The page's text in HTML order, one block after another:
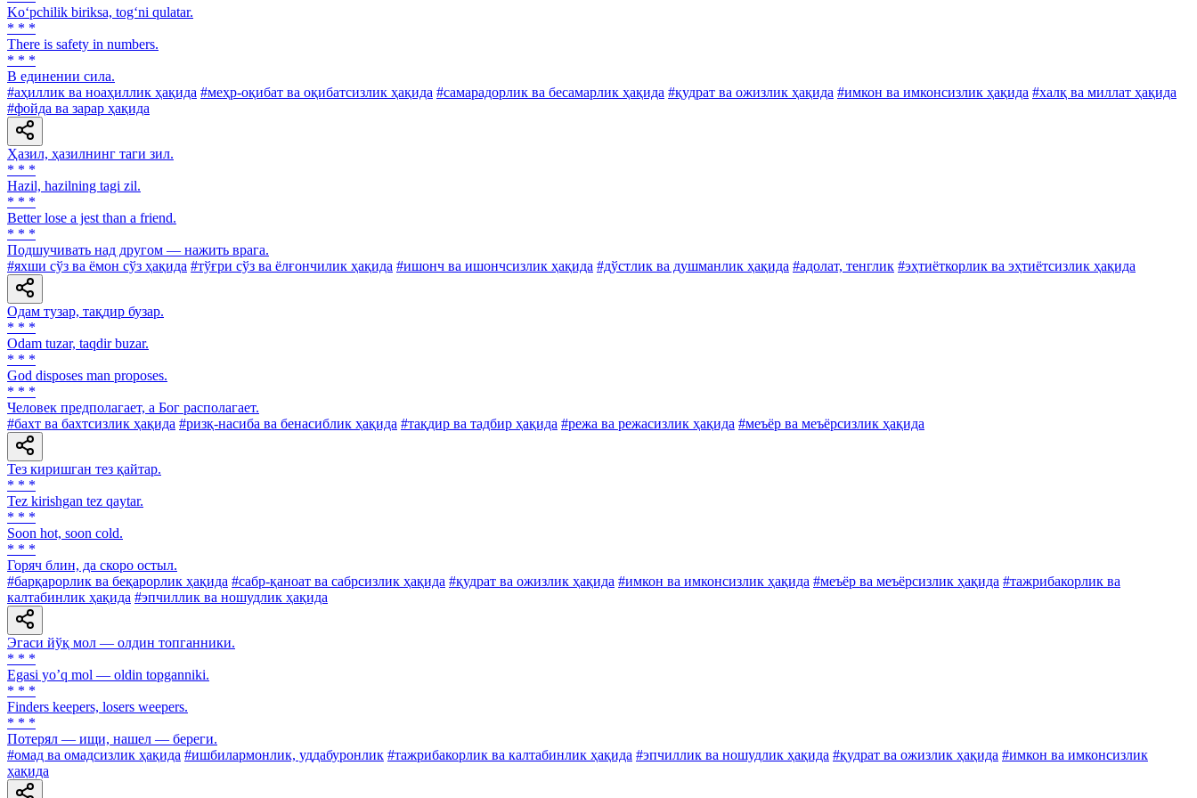
Ko‘pchilik biriksa, tog‘ni qulatar.
* * *
There is safety in numbers.
* * *
В единении сила.
#аҳиллик ва ноаҳиллик ҳақида #меҳр-оқибат ва оқибатсизлик ҳақида #самарадорлик ва бесамарлик ҳақида #қудрат ва ожизлик ҳақида #имкон ва имконсизлик ҳақида #халқ ва миллат ҳақида
#фойда ва зарар ҳақида
Ҳазил, ҳазилнинг таги зил.
* * *
Hazil, hazilning tagi zil.
* * *
Better lose a jest than a friend.
* * *
Подшучивать над другом — нажить врага.
#яхши сўз ва ёмон сўз ҳақида #тўғри сўз ва ёлғончилик ҳақида #ишонч ва ишончсизлик ҳақида #дўстлик ва душманлик ҳақида #адолат, тенглик #эҳтиёткорлик ва эҳтиётсизлик ҳақида
Одам тузар, тақдир бузар.
* * *
Odam tuzar, taqdir buzar.
* * *
God disposes man proposes.
* * *
Человек предполагает, а Бог располагает.
#бахт ва бахтсизлик ҳақида #ризқ-насиба ва бенасиблик ҳақида #тақдир ва тадбир ҳақида #режа ва режасизлик ҳақида #меъёр ва меъёрсизлик ҳақида
Тез киришган тез қайтар.
* * *
Tez kirishgan tez qaytar.
* * *
Soon hot, soon cold.
* * *
Горяч блин, да скоро остыл.
#барқарорлик ва беқарорлик ҳақида #сабр-қаноат ва сабрсизлик ҳақида #қудрат ва ожизлик ҳақида #имкон ва имконсизлик ҳақида #меъёр ва меъёрсизлик ҳақида #тажрибакорлик ва
калтабинлик ҳақида #эпчиллик ва ношудлик ҳақида
Эгаси йўқ мол — олдин топганники.
* * *
Egasi yoʼq mol — oldin topganniki.
* * *
Finders keepers, losers weepers.
* * *
Потерял — ищи, нашел — береги.
#омад ва омадсизлик ҳақида #ишбилармонлик, уддабуронлик #тажрибакорлик ва калтабинлик ҳақида #эпчиллик ва ношудлик ҳақида #қудрат ва ожизлик ҳақида #имкон ва имконсизлик
ҳақида